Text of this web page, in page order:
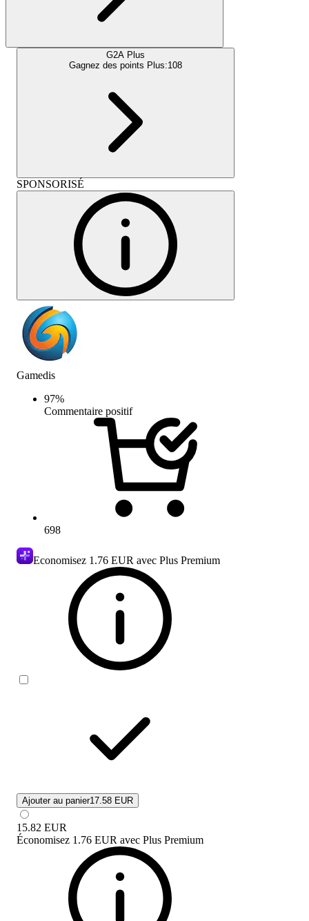
G2A Plus
Gagnez des points Plus:108
SPONSORISÉ
Gamedis
97%
Commentaire positif
698
Economisez 1.76 EUR avec Plus Premium
Ajouter au panier17.58 EUR
15.82 EUR
Économisez 1.76 EUR avec Plus Premium